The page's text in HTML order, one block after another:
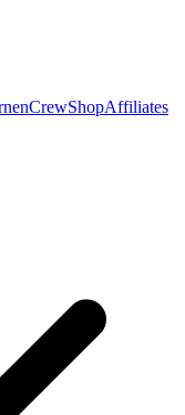
CrewShopAffiliates